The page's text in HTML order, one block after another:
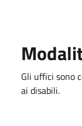
Gli uffici sono
ai disabili.